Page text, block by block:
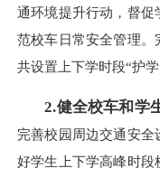
通环境提升行动，督
范校车日常安全管理
共设置上下学时段“护学
2.健全校车和学
完善校园周边交通安
好学生上下学高峰时